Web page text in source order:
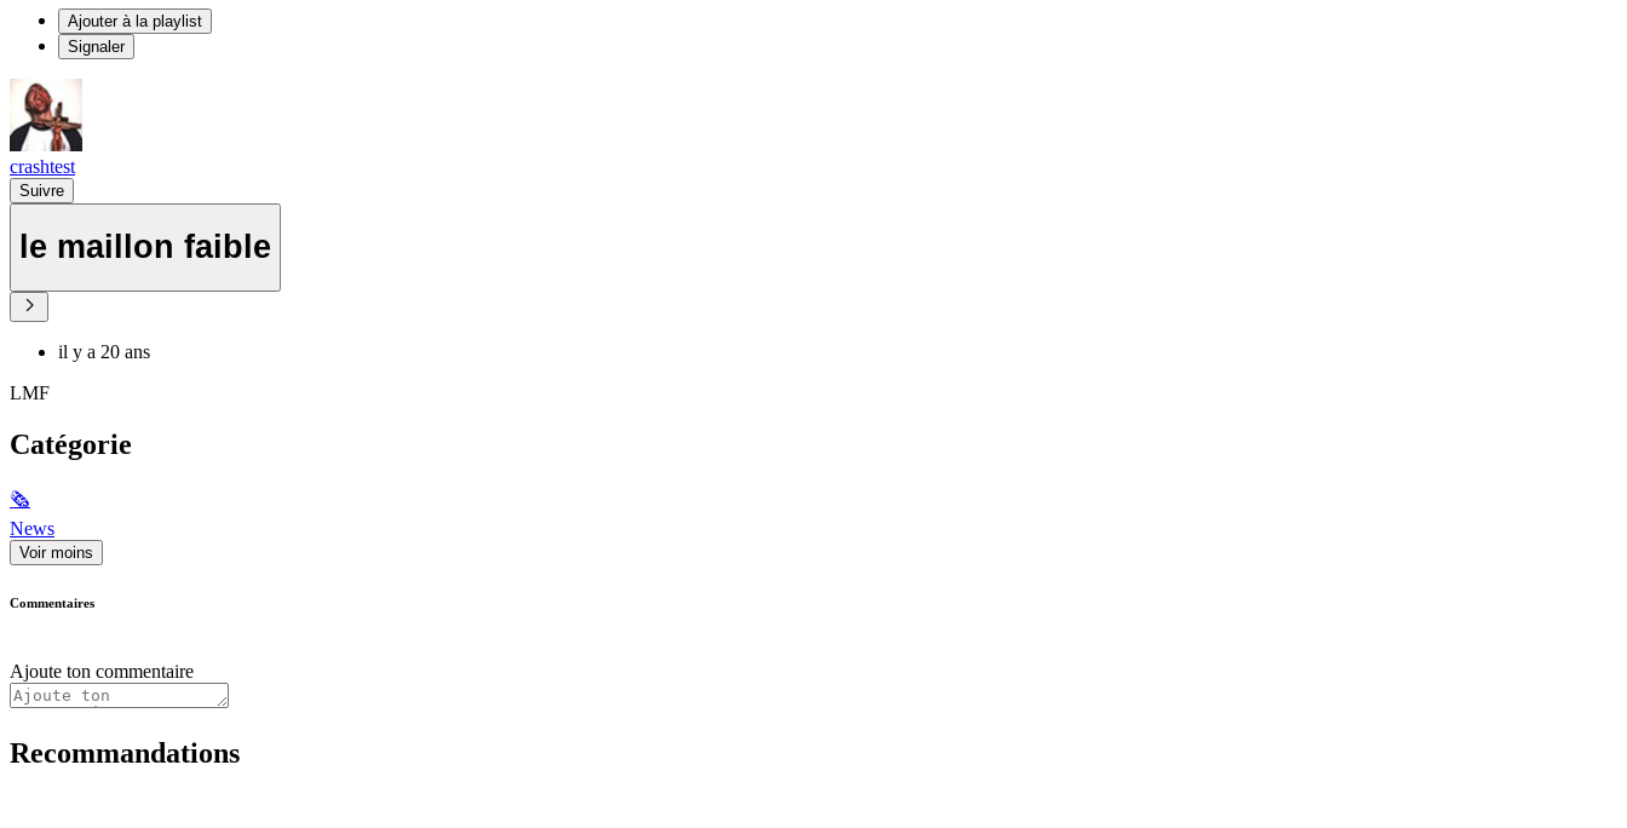
Ajouter à la playlist
Signaler
crashtest
Suivre
le maillon faible
il y a 20 ans
LMF
Catégorie
🗞
News
Voir moins
Commentaires
Ajoute ton commentaire
Recommandations